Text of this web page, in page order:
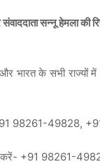
सन्नू हेमला की
भारत के सभी राज्यों में
+91 98261-49828,
करें- +91 98261-